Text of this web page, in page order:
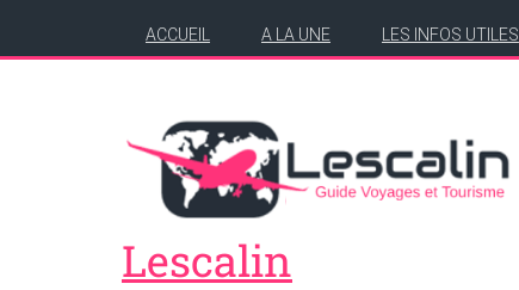
ACCUEIL A LA UNE LES INFOS UTILES
Lescalin